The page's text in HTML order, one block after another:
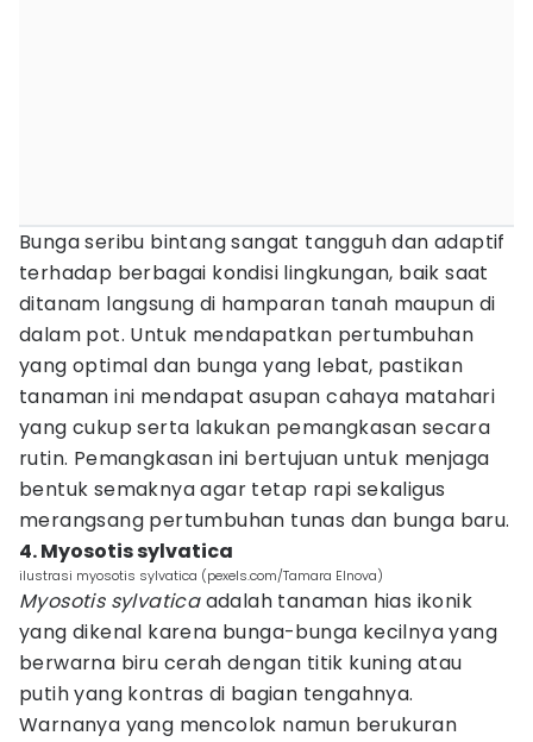
Bunga seribu bintang sangat tangguh dan adaptif
terhadap berbagai kondisi lingkungan, baik saat
ditanam langsung di hamparan tanah maupun di
dalam pot. Untuk mendapatkan pertumbuhan
yang optimal dan bunga yang lebat, pastikan
tanaman ini mendapat asupan cahaya matahari
yang cukup serta lakukan pemangkasan secara
rutin. Pemangkasan ini bertujuan untuk menjaga
bentuk semaknya agar tetap rapi sekaligus
merangsang pertumbuhan tunas dan bunga baru.
4. Myosotis sylvatica
ilustrasi myosotis sylvatica (pexels.com/Tamara Elnova)
Myosotis sylvaticaadalah tanaman hias ikonik
yang dikenal karena bunga-bunga kecilnya yang
berwarna biru cerah dengan titik kuning atau
putih yang kontras di bagian tengahnya.
Warnanya yang mencolok namun berukuran